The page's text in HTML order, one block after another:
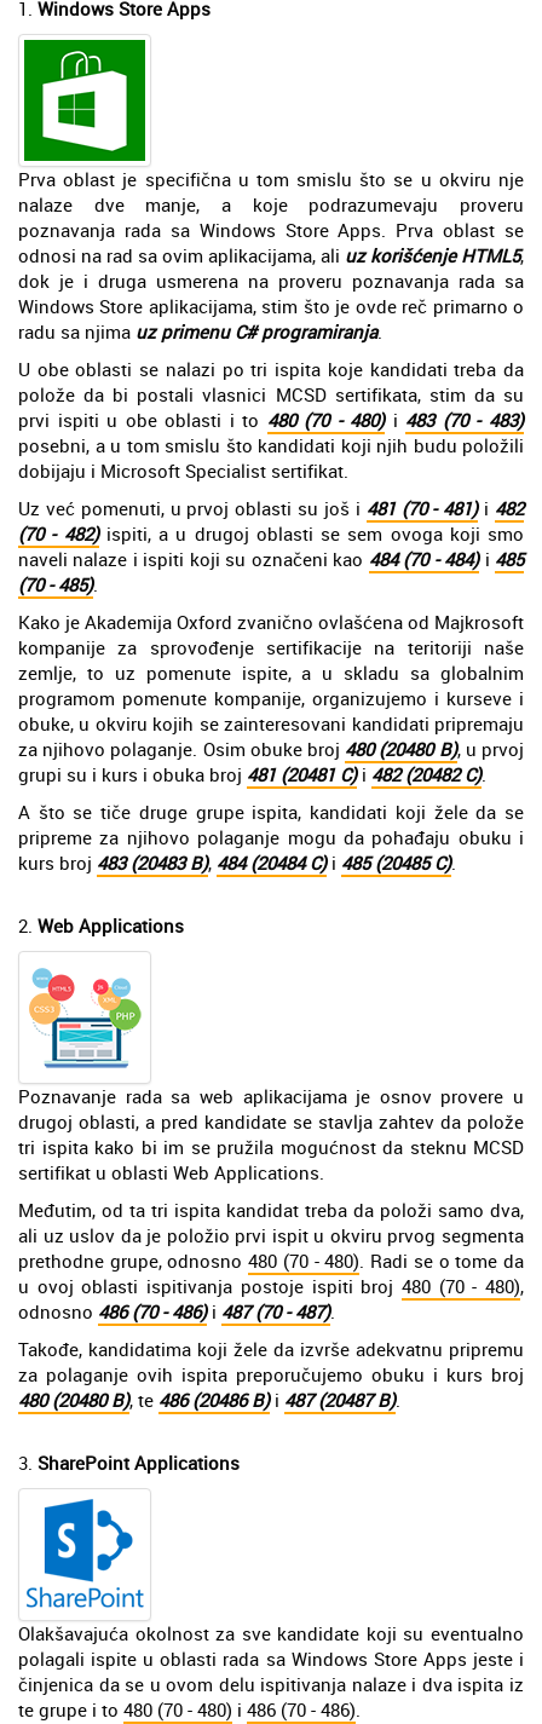
1. Windows Store Apps
Prva oblast je specifična u tom smislu što se u okviru nje
nalaze dve manje, a koje podrazumevaju proveru
poznavanja rada sa Windows Store Apps. Prva oblast se
odnosi na rad sa ovim aplikacijama, ali uz korišćenje HTML5,
dok je i druga usmerena na proveru poznavanja rada sa
Windows Store aplikacijama, stim što je ovde reč primarno o
radu sa njima uz primenu C# programiranja.
U obe oblasti se nalazi po tri ispita koje kandidati treba da
polože da bi postali vlasnici MCSD sertifikata, stim da su
prvi ispiti u obe oblasti i to 480 (70 - 480)i 483 (70 - 483)
posebni, a u tom smislu što kandidati koji njih budu položili
dobijaju i Microsoft Specialist sertifikat.
Uz već pomenuti, u prvoj oblasti su još i 481 (70 - 481)i 482
(70 - 482)ispiti, a u drugoj oblasti se sem ovoga koji smo
naveli nalaze i ispiti koji su označeni kao 484 (70 - 484)i 485
(70 - 485).
Kako je Akademija Oxford zvanično ovlašćena od Majkrosoft
kompanije za sprovođenje sertifikacije na teritoriji naše
zemlje, to uz pomenute ispite, a u skladu sa globalnim
programom pomenute kompanije, organizujemo i kurseve i
obuke, u okviru kojih se zainteresovani kandidati pripremaju
za njihovo polaganje. Osim obuke broj 480 (20480 B), u prvoj
grupi su i kurs i obuka broj 481 (20481 C)i 482 (20482 C).
A što se tiče druge grupe ispita, kandidati koji žele da se
pripreme za njihovo polaganje mogu da pohađaju obuku i
kurs broj 483 (20483 B), 484 (20484 C)i 485 (20485 C).
2. Web Applications
Poznavanje rada sa web aplikacijama je osnov provere u
drugoj oblasti, a pred kandidate se stavlja zahtev da polože
tri ispita kako bi im se pružila mogućnost da steknu MCSD
sertifikat u oblasti Web Applications.
Međutim, od ta tri ispita kandidat treba da položi samo dva,
ali uz uslov da je položio prvi ispit u okviru prvog segmenta
prethodne grupe, odnosno480 (70 - 480). Radi se o tome da
u ovoj oblasti ispitivanja postoje ispiti broj 480 (70 - 480),
odnosno 486 (70 - 486)i 487 (70 - 487).
Takođe, kandidatima koji žele da izvrše adekvatnu pripremu
za polaganje ovih ispita preporučujemo obuku i kurs broj
480 (20480 B), te 486 (20486 B)i 487 (20487 B).
3. SharePoint Applications
Olakšavajuća okolnost za sve kandidate koji su eventualno
polagali ispite u oblasti rada sa Windows Store Apps jeste i
činjenica da se u ovom delu ispitivanja nalaze i dva ispita iz
te grupe i to 480 (70 - 480) i 486 (70 - 486).